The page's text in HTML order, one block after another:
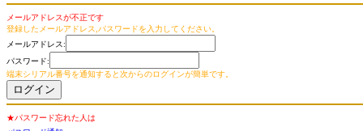
メールアドレスが不正です
登録したメールアドレス,パスワードを入力してください。
メールアドレス:
パスワード:
端末シリアル番号を通知すると次からのログインが簡単です。
★パスワード忘れた人は